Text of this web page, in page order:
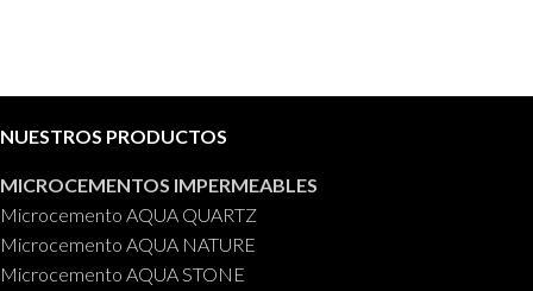
NUESTROS PRODUCTOS
MICROCEMENTOS IMPERMEABLES
Microcemento AQUA QUARTZ
Microcemento AQUA NATURE
Microcemento AQUA STONE